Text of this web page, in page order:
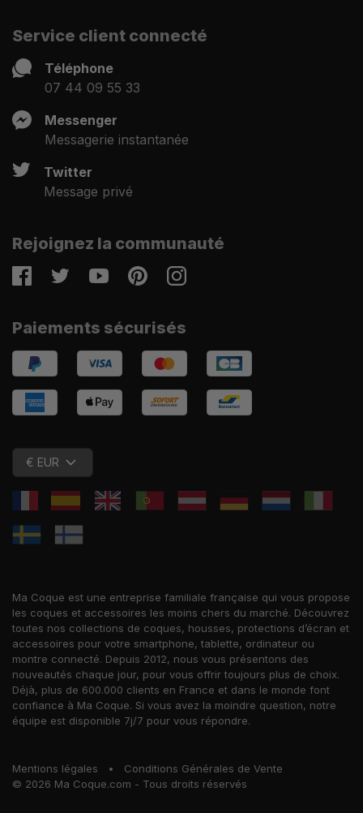
Service client connecté
Téléphone
07 44 09 55 33
Messenger
Messagerie instantanée
Twitter
Message privé
Rejoignez la communauté
FacebookTwitterYoutubePinterestInstagram
Paiements sécurisés
€ EUR
Ma Coque est une entreprise familiale française qui vous propose
les coques et accessoires les moins chers du marché. Découvrez
toutes nos collections de coques, housses, protections d’écran et
accessoires pour votre smartphone, tablette, ordinateur ou
montre connecté. Depuis 2012, nous vous présentons des
nouveautés chaque jour, pour vous offrir toujours plus de choix.
Déjà, plus de 600.000 clients en France et dans le monde font
confiance à Ma Coque. Si vous avez la moindre question, notre
équipe est disponible 7j/7 pour vous répondre.
© 2026 Ma Coque.com - Tous droits réservés
Mentions légales • Conditions Générales de Vente